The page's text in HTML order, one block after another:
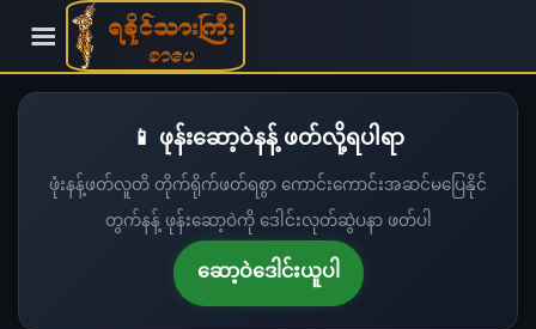
☰
📱 ဖုန်းဆော့ဝဲနန့် ဖတ်လို့ရပါရာ
ဖုံးနန့်ဖတ်လူတိ တိုက်ရိုက်ဖတ်ရစွာ ကောင်းကောင်းအဆင်မပြေနိုင်
တွက်နန့် ဖုန်းဆော့ဝဲကို ဒေါင်းလုတ်ဆွဲပနာ ဖတ်ပါ
ဆော့ဝဲဒေါင်းယူပါ